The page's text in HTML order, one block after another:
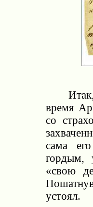
время
со
сама
гордым,
«свою
устоял.